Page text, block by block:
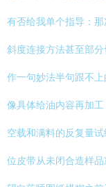
有否给我单个指导：
斜度连接方法甚至部
作一句妙法半句跟不
像具体给油内容再加
空载和满料的反复量
位皮带从未闭合造样